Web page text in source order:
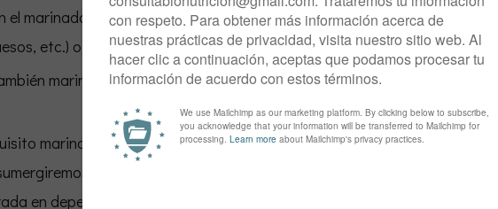
el marinado también puede utilizarse para vegetales y otros
etc.) o bien hacerencurtidos.
marinados en seco con pastas y polvos de hierbas y
marinado, escogeremos el tipo de carne que sea de
al menos durante un par de horas en una mezcla
en dependencia del efecto que deseemos